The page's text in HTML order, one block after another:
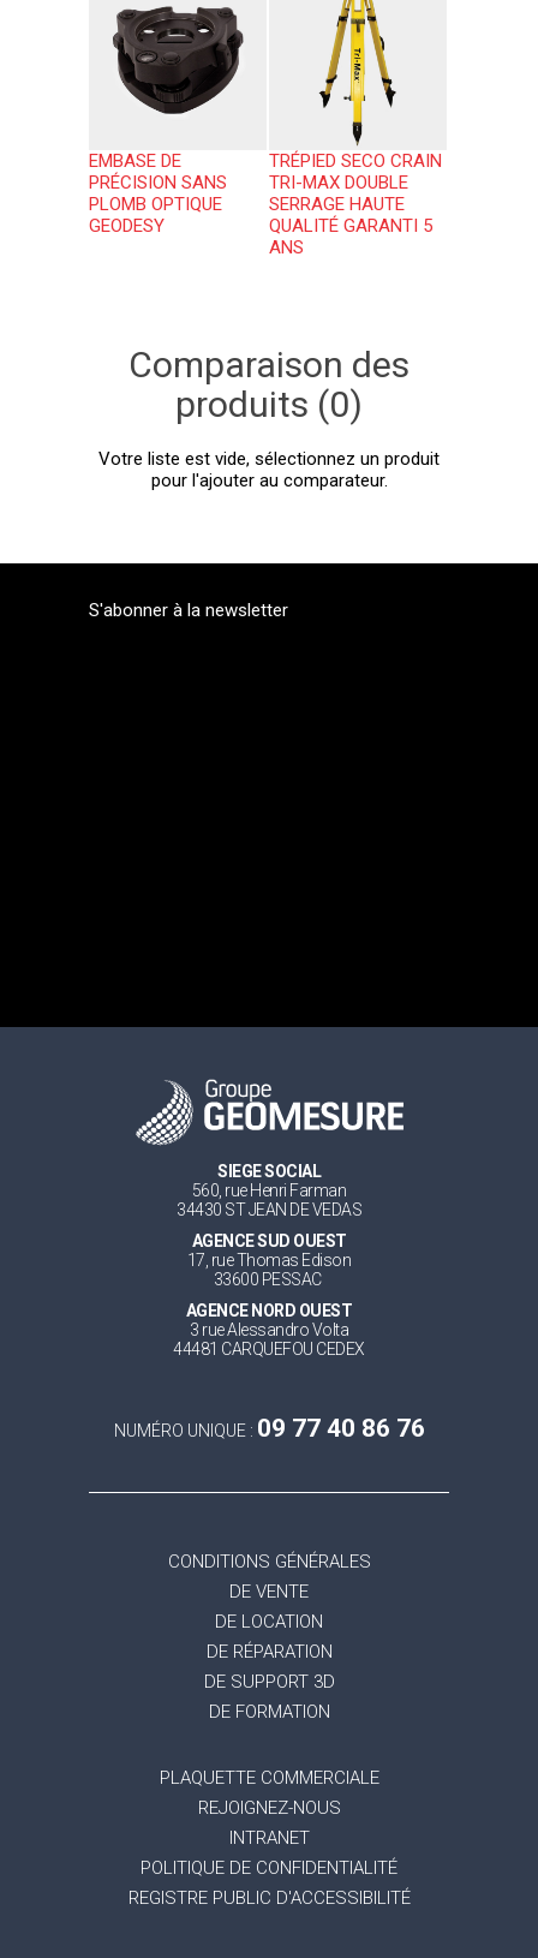
EMBASE DE
PRÉCISION SANS
PLOMB OPTIQUE
GEODESY
TRÉPIED SECO CRAIN
TRI-MAX DOUBLE
SERRAGE HAUTE
QUALITÉ GARANTI 5
ANS
Comparaison des
produits (0)
Votre liste est vide, sélectionnez un produit
pour l'ajouter au comparateur.
S'abonner à la newsletter
SIEGE SOCIAL
560, rue Henri Farman
34430 ST JEAN DE VEDAS
AGENCE SUD OUEST
17, rue Thomas Edison
33600 PESSAC
AGENCE NORD OUEST
3 rue Alessandro Volta
44481 CARQUEFOU CEDEX
NUMÉRO UNIQUE : 09 77 40 86 76
CONDITIONS GÉNÉRALES
DE VENTE
DE LOCATION
DE RÉPARATION
DE SUPPORT 3D
DE FORMATION
PLAQUETTE COMMERCIALE
REJOIGNEZ-NOUS
INTRANET
POLITIQUE DE CONFIDENTIALITÉ
REGISTRE PUBLIC D'ACCESSIBILITÉ